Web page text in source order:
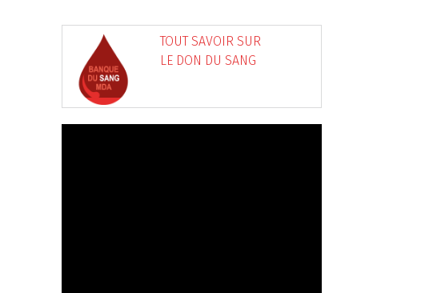
TOUT SAVOIR SUR
LE DON DU SANG